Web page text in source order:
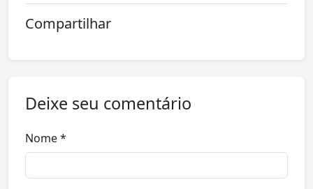
Compartilhar
Deixe seu comentário
Nome *